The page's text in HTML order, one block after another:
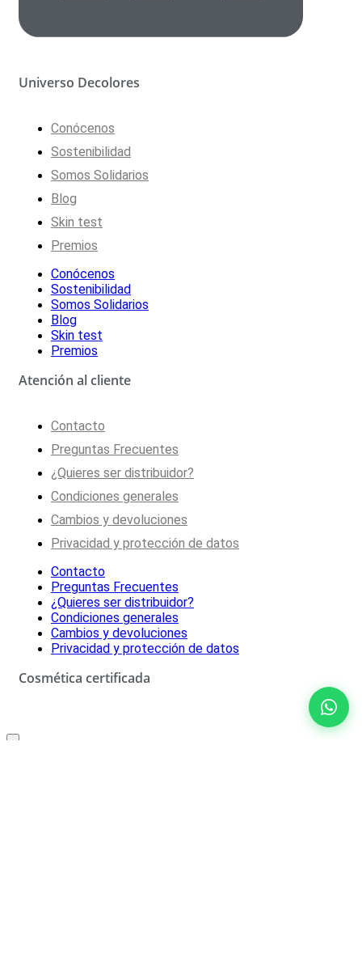
Universo Decolores
Conócenos
Sostenibilidad
Somos Solidarios
Blog
Skin test
Premios
Conócenos
Sostenibilidad
Somos Solidarios
Blog
Skin test
Premios
Atención al cliente
Contacto
Preguntas Frecuentes
¿Quieres ser distribuidor?
Condiciones generales
Cambios y devoluciones
Privacidad y protección de datos
Contacto
Preguntas Frecuentes
¿Quieres ser distribuidor?
Condiciones generales
Cambios y devoluciones
Privacidad y protección de datos
Cosmética certificada